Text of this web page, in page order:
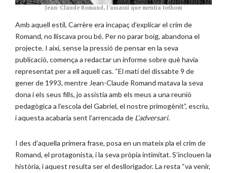
Jean-Claude Romand, l’assassí que mentia tothom
Amb aquell estil, Carrère era incapaç d’explicar el crim de
Romand, no lliscava prou bé. Per no parar boig, abandona el
projecte. I així, sense la pressió de pensar en la seva
publicació, comença a redactar un informe sobre què havia
representat per a ell aquell cas. “El matí del dissabte 9 de
gener de 1993, mentre Jean-Claude Romand matava la seva
dona i els seus fills, jo assistia amb els meus a una reunió
pedagògica a l’escola del Gabriel, el nostre primogènit”, escriu,
i aquesta acabaria sent l’arrencada de L’adversari.
I des d’aquella primera frase, posa en un mateix pla el crim de
Romand, el protagonista, i la seva pròpia intimitat. S’inclouen la
història, i aquest resulta ser el desllorigador. La resta “va venir,